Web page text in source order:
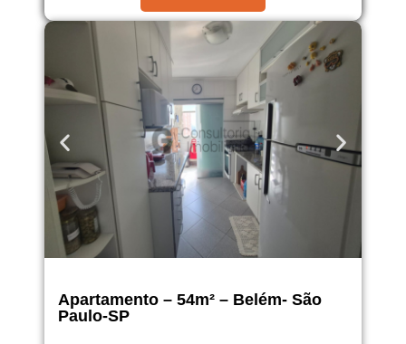
Apartamento – 54m² – Belém- São
Paulo-SP